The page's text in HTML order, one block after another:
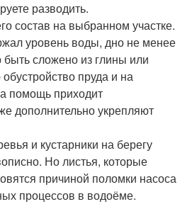
разводить.
состав на выбранном участке.
уровень воды, дно не менее
сложено из глины или
пруда и на
помощь приходит
дополнительно укрепляют
и кустарники на берегу
Но листья, которые
причиной поломки насоса
процессов в водоёме.